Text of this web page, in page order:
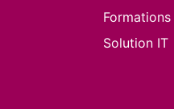
Formations
Solution IT